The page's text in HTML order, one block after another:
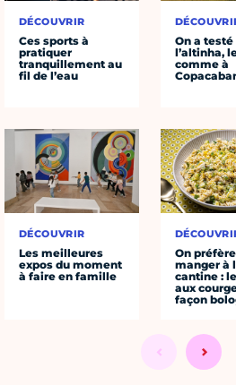
DÉCOUVRIR
Ces sports à
pratiquer
tranquillement au
fil de l’eau
DÉCOUVRIR
Les meilleures
expos du moment
à faire en famille
On a testé
l’altinha,
comme à
On préfère
manger à
cantine :
aux
façon